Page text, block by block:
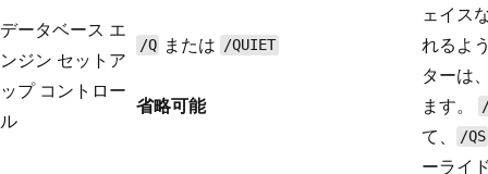
データベース エ
ンジン セットア
ップ コントロー
ル
/Q または /QUIET
省略可能
ェイス
れるよ
ターは
ます。
て、 /QS
ーライ